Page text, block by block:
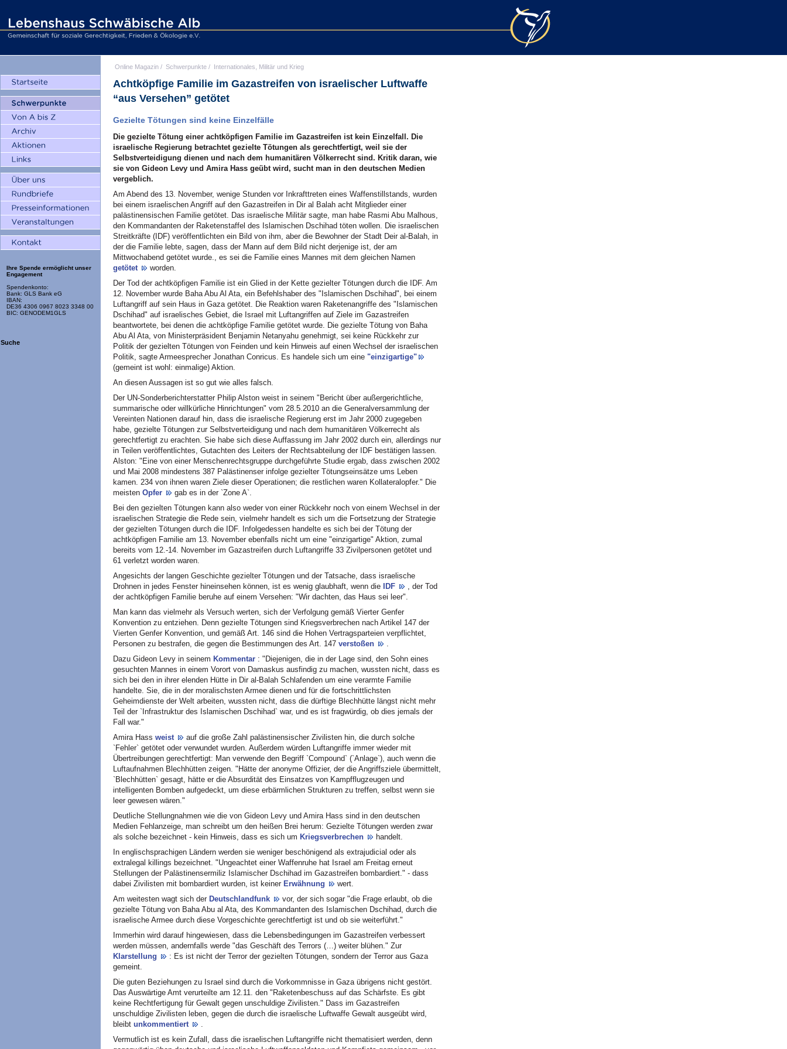
Ihre Spende ermöglicht unser
Engagement
Spendenkonto:
Bank: GLS Bank eG
IBAN:
DE36 4306 0967 8023 3348 00
BIC: GENODEM1GLS
Suche
Online Magazin / Schwerpunkte / Internationales, Militär und Krieg
Achtköpfige Familie im Gazastreifen von israelischer Luftwaffe
“aus Versehen” getötet
Gezielte Tötungen sind keine Einzelfälle
Die gezielte Tötung einer achtköpfigen Familie im Gazastreifen ist kein Einzelfall. Die
israelische Regierung betrachtet gezielte Tötungen als gerechtfertigt, weil sie der
Selbstverteidigung dienen und nach dem humanitären Völkerrecht sind. Kritik daran, wie
sie von Gideon Levy und Amira Hass geübt wird, sucht man in den deutschen Medien
vergeblich.
Am Abend des 13. November, wenige Stunden vor Inkrafttreten eines Waffenstillstands, wurden
bei einem israelischen Angriff auf den Gazastreifen in Dir al Balah acht Mitglieder einer
palästinensischen Familie getötet. Das israelische Militär sagte, man habe Rasmi Abu Malhous,
den Kommandanten der Raketenstaffel des Islamischen Dschihad töten wollen. Die israelischen
Streitkräfte (IDF) veröffentlichten ein Bild von ihm, aber die Bewohner der Stadt Deir al-Balah, in
der die Familie lebte, sagen, dass der Mann auf dem Bild nicht derjenige ist, der am
Mittwochabend getötet wurde., es sei die Familie eines Mannes mit dem gleichen Namen
getötet
worden.
Der Tod der achtköpfigen Familie ist ein Glied in der Kette gezielter Tötungen durch die IDF. Am
12. November wurde Baha Abu Al Ata, ein Befehlshaber des "Islamischen Dschihad", bei einem
Luftangriff auf sein Haus in Gaza getötet. Die Reaktion waren Raketenangriffe des "Islamischen
Dschihad" auf israelisches Gebiet, die Israel mit Luftangriffen auf Ziele im Gazastreifen
beantwortete, bei denen die achtköpfige Familie getötet wurde. Die gezielte Tötung von Baha
Abu Al Ata, von Ministerpräsident Benjamin Netanyahu genehmigt, sei keine Rückkehr zur
Politik der gezielten Tötungen von Feinden und kein Hinweis auf einen Wechsel der israelischen
Politik, sagte Armeesprecher Jonathan Conricus. Es handele sich um eine "einzigartige"
(gemeint ist wohl: einmalige) Aktion.
An diesen Aussagen ist so gut wie alles falsch.
Der UN-Sonderberichterstatter Philip Alston weist in seinem "Bericht über außergerichtliche,
summarische oder willkürliche Hinrichtungen" vom 28.5.2010 an die Generalversammlung der
Vereinten Nationen darauf hin, dass die israelische Regierung erst im Jahr 2000 zugegeben
habe, gezielte Tötungen zur Selbstverteidigung und nach dem humanitären Völkerrecht als
gerechtfertigt zu erachten. Sie habe sich diese Auffassung im Jahr 2002 durch ein, allerdings nur
in Teilen veröffentlichtes, Gutachten des Leiters der Rechtsabteilung der IDF bestätigen lassen.
Alston: "Eine von einer Menschenrechtsgruppe durchgeführte Studie ergab, dass zwischen 2002
und Mai 2008 mindestens 387 Palästinenser infolge gezielter Tötungseinsätze ums Leben
kamen. 234 von ihnen waren Ziele dieser Operationen; die restlichen waren Kollateralopfer." Die
meisten Opfer
gab es in der `Zone A`.
Bei den gezielten Tötungen kann also weder von einer Rückkehr noch von einem Wechsel in der
israelischen Strategie die Rede sein, vielmehr handelt es sich um die Fortsetzung der Strategie
der gezielten Tötungen durch die IDF. Infolgedessen handelte es sich bei der Tötung der
achtköpfigen Familie am 13. November ebenfalls nicht um eine "einzigartige" Aktion, zumal
bereits vom 12.-14. November im Gazastreifen durch Luftangriffe 33 Zivilpersonen getötet und
61 verletzt worden waren.
Angesichts der langen Geschichte gezielter Tötungen und der Tatsache, dass israelische
Drohnen in jedes Fenster hineinsehen können, ist es wenig glaubhaft, wenn die
IDF
, der Tod
der achtköpfigen Familie beruhe auf einem Versehen: "Wir dachten, das Haus sei leer".
Man kann das vielmehr als Versuch werten, sich der Verfolgung gemäß Vierter Genfer
Konvention zu entziehen. Denn gezielte Tötungen sind Kriegsverbrechen nach Artikel 147 der
Vierten Genfer Konvention, und gemäß Art. 146 sind die Hohen Vertragsparteien verpflichtet,
Personen zu bestrafen, die gegen die Bestimmungen des Art. 147 verstoßen
.
Dazu Gideon Levy in seinem Kommentar : "Diejenigen, die in der Lage sind, den Sohn eines
gesuchten Mannes in einem Vorort von Damaskus ausfindig zu machen, wussten nicht, dass es
sich bei den in ihrer elenden Hütte in Dir al-Balah Schlafenden um eine verarmte Familie
handelte. Sie, die in der moralischsten Armee dienen und für die fortschrittlichsten
Geheimdienste der Welt arbeiten, wussten nicht, dass die dürftige Blechhütte längst nicht mehr
Teil der `Infrastruktur des Islamischen Dschihad` war, und es ist fragwürdig, ob dies jemals der
Fall war."
Amira Hass weist
auf die große Zahl palästinensischer Zivilisten hin, die durch solche
`Fehler` getötet oder verwundet wurden. Außerdem würden Luftangriffe immer wieder mit
Übertreibungen gerechtfertigt: Man verwende den Begriff `Compound` (`Anlage`), auch wenn die
Luftaufnahmen Blechhütten zeigen. "Hätte der anonyme Offizier, der die Angriffsziele übermittelt,
`Blechhütten` gesagt, hätte er die Absurdität des Einsatzes von Kampfflugzeugen und
intelligenten Bomben aufgedeckt, um diese erbärmlichen Strukturen zu treffen, selbst wenn sie
leer gewesen wären."
Deutliche Stellungnahmen wie die von Gideon Levy und Amira Hass sind in den deutschen
Medien Fehlanzeige, man schreibt um den heißen Brei herum: Gezielte Tötungen werden zwar
als solche bezeichnet - kein Hinweis, dass es sich um Kriegsverbrechen
handelt.
In englischsprachigen Ländern werden sie weniger beschönigend als extrajudicial oder als
extralegal killings bezeichnet. "Ungeachtet einer Waffenruhe hat Israel am Freitag erneut
Stellungen der Palästinensermiliz Islamischer Dschihad im Gazastreifen bombardiert." - dass
dabei Zivilisten mit bombardiert wurden, ist keiner Erwähnung
wert.
Am weitesten wagt sich der Deutschlandfunk
vor, der sich sogar "die Frage erlaubt, ob die
gezielte Tötung von Baha Abu al Ata, des Kommandanten des Islamischen Dschihad, durch die
israelische Armee durch diese Vorgeschichte gerechtfertigt ist und ob sie weiterführt."
Immerhin wird darauf hingewiesen, dass die Lebensbedingungen im Gazastreifen verbessert
werden müssen, andernfalls werde "das Geschäft des Terrors (…) weiter blühen." Zur
Klarstellung
: Es ist nicht der Terror der gezielten Tötungen, sondern der Terror aus Gaza
gemeint.
Die guten Beziehungen zu Israel sind durch die Vorkommnisse in Gaza übrigens nicht gestört.
Das Auswärtige Amt verurteilte am 12.11. den "Raketenbeschuss auf das Schärfste. Es gibt
keine Rechtfertigung für Gewalt gegen unschuldige Zivilisten." Dass im Gazastreifen
unschuldige Zivilisten leben, gegen die durch die israelische Luftwaffe Gewalt ausgeübt wird,
bleibt unkommentiert
.
Vermutlich ist es kein Zufall, dass die israelischen Luftangriffe nicht thematisiert werden, denn